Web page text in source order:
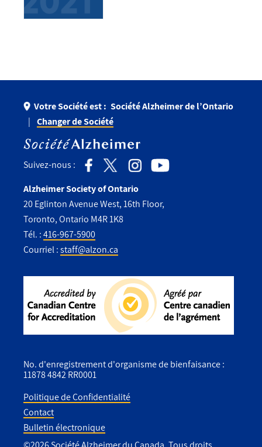
Votre Société est : Société Alzheimer de l’Ontario
Changer de Société
Suivez-nous :
Alzheimer Society of Ontario
20 Eglinton Avenue West, 16th Floor,
Toronto, Ontario M4R 1K8
Tél. :416-967-5900
Courriel :staff@alzon.ca
No. d'enregistrement d'organisme de bienfaisance :
11878 4842 RR0001
Utility
Footer
Politique de Confidentialité
Contact
Bulletin électronique